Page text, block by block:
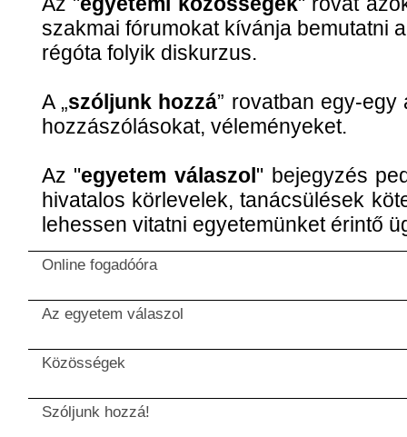
szakmai fórumokat kívánja bemutatni
régóta folyik diskurzus.
A „szóljunk hozzá” rovatban egy-
hozzászólásokat, véleményeket.
Az "egyetem válaszol" bejegyzés
hivatalos körlevelek, tanácsülések
lehessen vitatni egyetemünket érintő
Online fogadóóra
Az egyetem válaszol
Közösségek
Szóljunk hozzá!